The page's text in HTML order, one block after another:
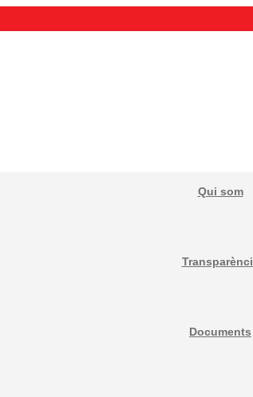
Qui som
Documents